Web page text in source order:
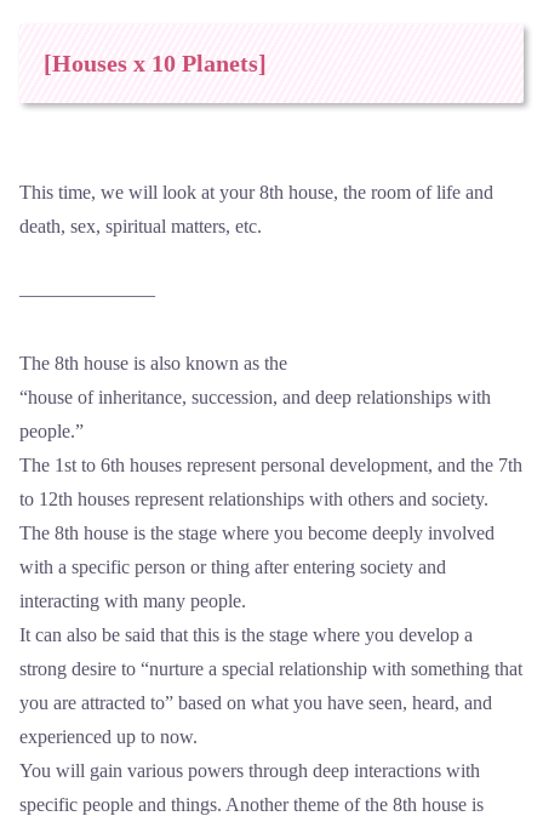
[Houses x 10 Planets]
This time, we will look at your 8th house, the room of life and
death, sex, spiritual matters, etc.
―――――――
The 8th house is also known as the
“house of inheritance, succession, and deep relationships with
people.”
The 1st to 6th houses represent personal development, and the 7th
to 12th houses represent relationships with others and society.
The 8th house is the stage where you become deeply involved
with a specific person or thing after entering society and
interacting with many people.
It can also be said that this is the stage where you develop a
strong desire to “nurture a special relationship with something that
you are attracted to” based on what you have seen, heard, and
experienced up to now.
You will gain various powers through deep interactions with
specific people and things. Another theme of the 8th house is